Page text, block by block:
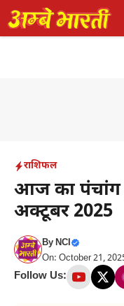
Skip
to
राशिफल
आज का पंचांग
अक्टूबर 2025
ByNCI
On: October 21,
Follow Us: